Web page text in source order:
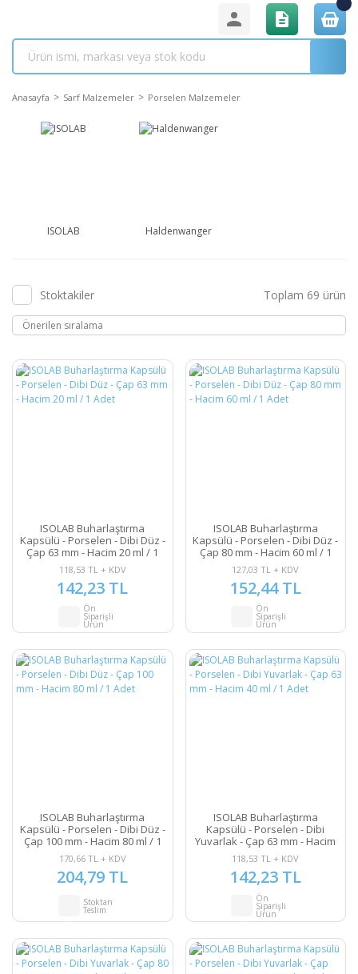
Anasayfa Sarf Malzemeler Porselen Malzemeler
ISOLAB Haldenwanger
Stoktakiler Toplam 69 ürün
ISOLAB Buharlaştırma
Kapsülü - Porselen - Dibi Düz -
Çap 63 mm - Hacim 20 ml / 1
Adet
118,53 TL + KDV
142,23 TL
Ön
Siparişli
Ürün
ISOLAB Buharlaştırma
Kapsülü - Porselen - Dibi Düz -
Çap 80 mm - Hacim 60 ml / 1
Adet
127,03 TL + KDV
152,44 TL
Ön
Siparişli
Ürün
ISOLAB Buharlaştırma
Kapsülü - Porselen - Dibi Düz -
Çap 100 mm - Hacim 80 ml / 1
Adet
170,66 TL + KDV
204,79 TL
Stoktan
Teslim
ISOLAB Buharlaştırma
Kapsülü - Porselen - Dibi
Yuvarlak - Çap 63 mm - Hacim
40 ml / 1 Adet
118,53 TL + KDV
142,23 TL
Ön
Siparişli
Ürün